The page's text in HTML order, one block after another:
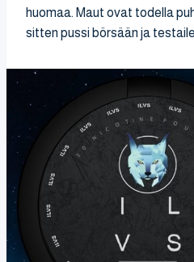
huomaa. Maut ovat todella
sitten pussi börsään ja